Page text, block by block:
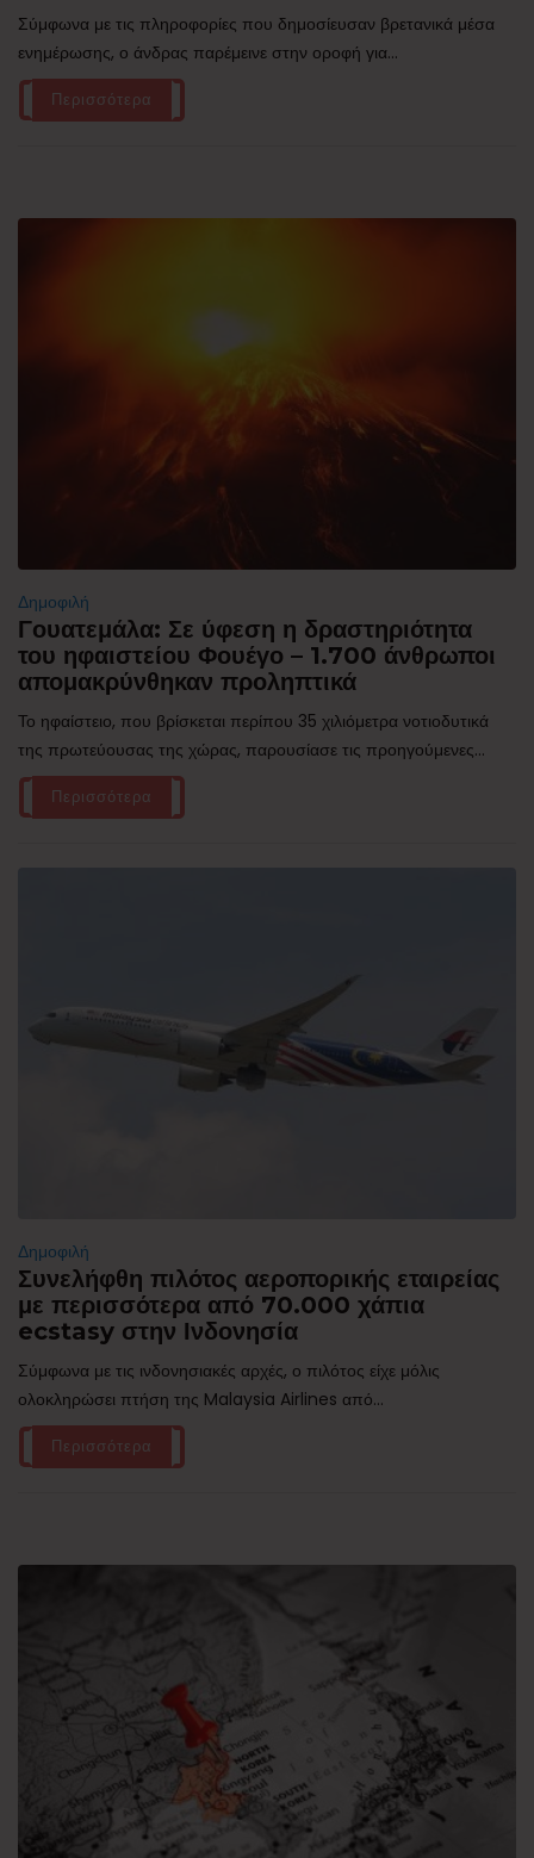
Σύμφωνα με τις πληροφορίες που δημοσίευσαν βρετανικά μέσα
ενημέρωσης, ο άνδρας παρέμεινε στην οροφή για...
Περισσότερα
Δημοφιλή
Γουατεμάλα: Σε ύφεση η δραστηριότητα
του ηφαιστείου Φουέγο – 1.700 άνθρωποι
απομακρύνθηκαν προληπτικά
Το ηφαίστειο, που βρίσκεται περίπου 35 χιλιόμετρα νοτιοδυτικά
της πρωτεύουσας της χώρας, παρουσίασε τις προηγούμενες...
Περισσότερα
Δημοφιλή
Συνελήφθη πιλότος αεροπορικής εταιρείας
με περισσότερα από 70.000 χάπια
ecstasy στην Ινδονησία
Σύμφωνα με τις ινδονησιακές αρχές, ο πιλότος είχε μόλις
ολοκληρώσει πτήση της Malaysia Airlines από...
Περισσότερα